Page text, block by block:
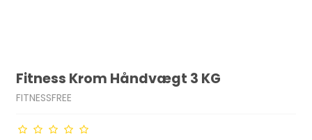
Fitness Krom Håndvægt 3 KG
FITNESSFREE